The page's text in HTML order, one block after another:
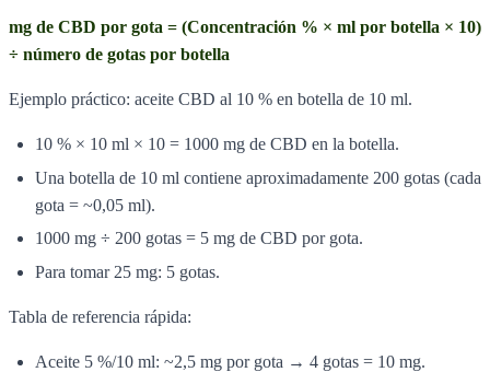
mg de CBD por gota = (Concentración % × ml por botella × 10)
÷ número de gotas por botella
Ejemplo práctico: aceite CBD al 10 % en botella de 10 ml.
10 % × 10 ml × 10 = 1000 mg de CBD en la botella.
Una botella de 10 ml contiene aproximadamente 200 gotas (cada
gota = ~0,05 ml).
1000 mg ÷ 200 gotas = 5 mg de CBD por gota.
Para tomar 25 mg: 5 gotas.
Tabla de referencia rápida:
Aceite 5 %/10 ml: ~2,5 mg por gota → 4 gotas = 10 mg.